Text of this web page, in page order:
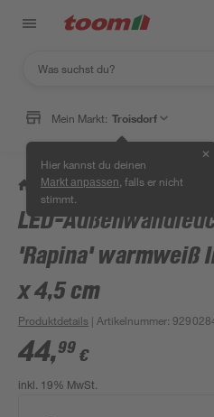
Mein Markt: Troisdorf
Hier kannst du deinen
Markt anpassen , falls er nicht
stimmt.
✕
/ Wohnen & Haushalt /
LED-
'Rapina' warmweiß
x 4,5 cm
Produktdetails | Artikelnummer:
44,99 €
inkl. 19% MwSt.